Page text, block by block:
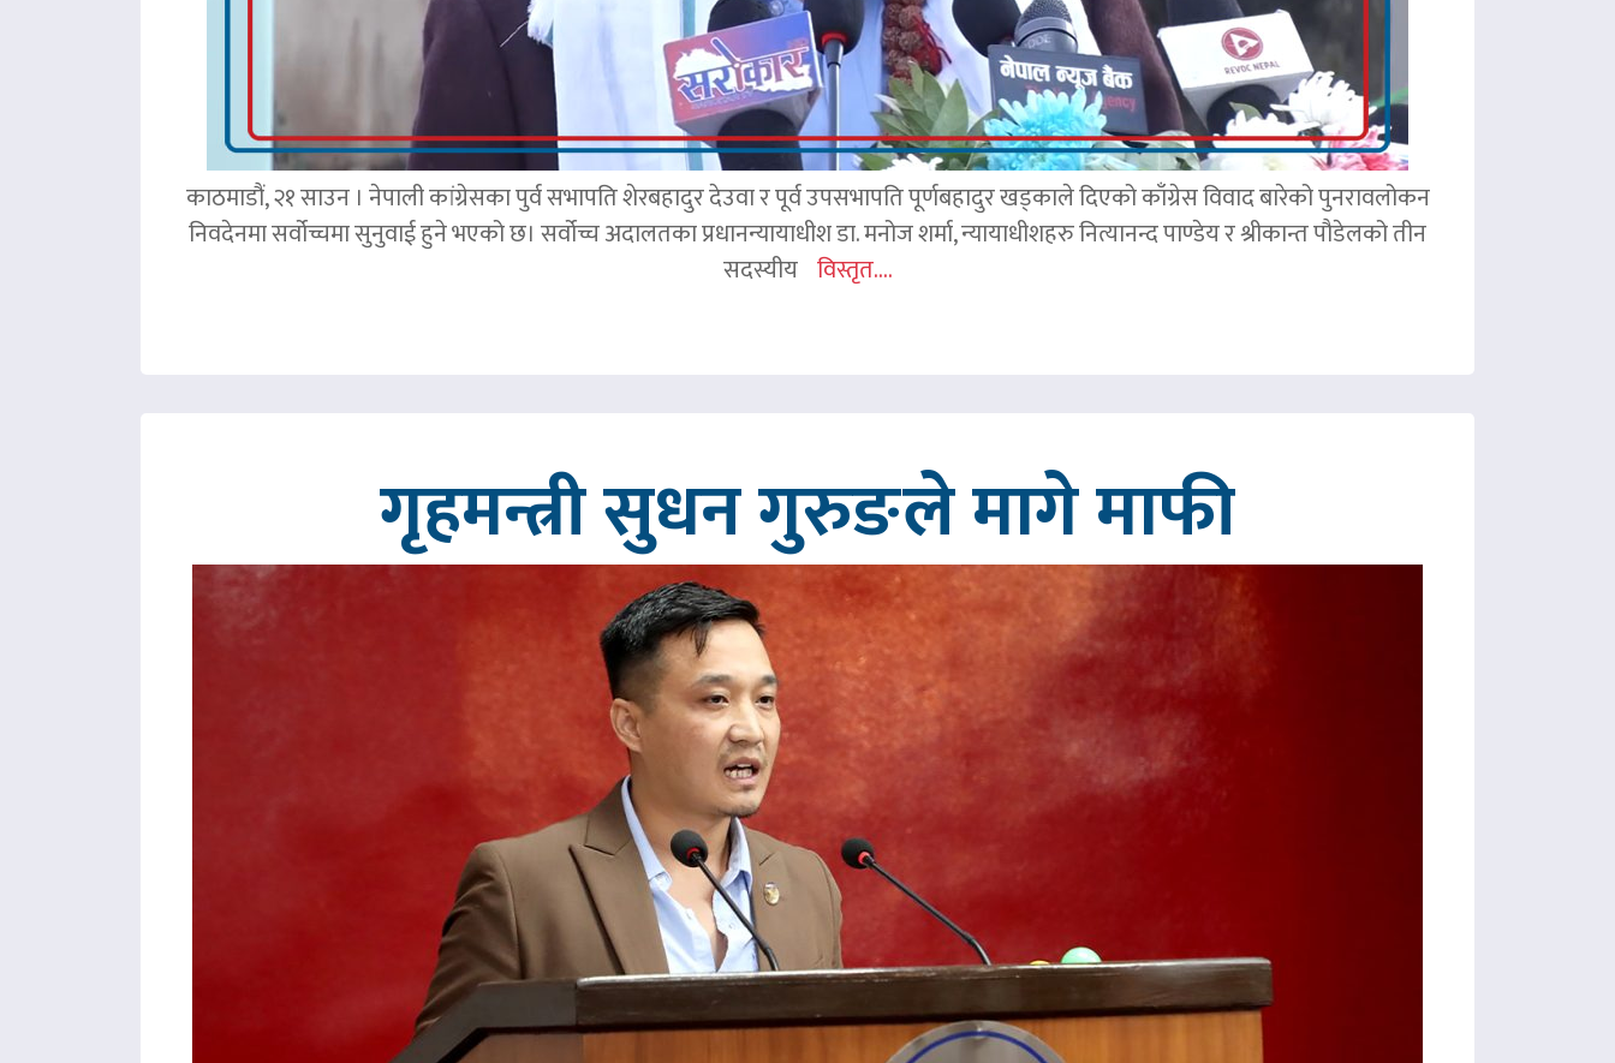
काठमाडौं, २१ साउन । नेपाली कांग्रेसका पुर्व सभापति शेरबहादुर देउवा र पूर्व उपसभापति पूर्णबहादुर खड्काले दिएको काँग्रेस विवाद बारेको पुनरावलोकन
निवदेनमा सर्वोच्चमा सुनुवाई हुने भएको छ। सर्वोच्च अदालतका प्रधानन्यायाधीश डा. मनोज शर्मा, न्यायाधीशहरु नित्यानन्द पाण्डेय र श्रीकान्त पौडेलको तीन
सदस्यीय विस्तृत....
गृहमन्त्री सुधन गुरुङले मागे माफी